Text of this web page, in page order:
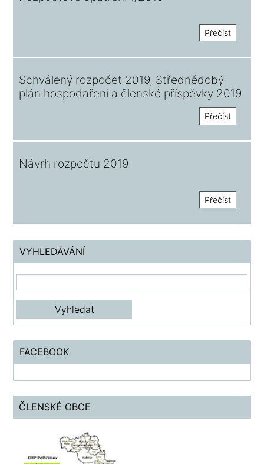
Přečíst
Schválený rozpočet 2019, Střednědobý
plán hospodaření a členské příspěvky 2019
Přečíst
Návrh rozpočtu 2019
Přečíst
VYHLEDÁVÁNÍ
FACEBOOK
ČLENSKÉ OBCE